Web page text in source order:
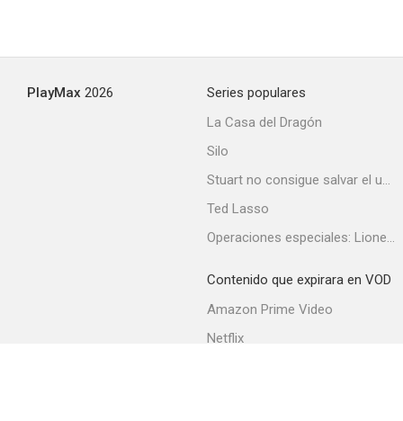
PlayMax 2026
Series populares
La Casa del Dragón
Silo
Stuart no consigue salvar el universo
Ted Lasso
Operaciones especiales: Lioness
Contenido que expirara en VOD
Amazon Prime Video
Netflix